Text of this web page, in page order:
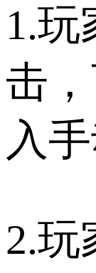
1.玩
击
入
2.玩